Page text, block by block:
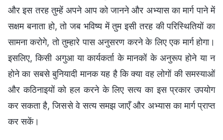
और इस तरह तुम्हें अपने आप को जानने और अभ्यास का मार्ग पाने में
सक्षम बनाता हो, तो जब भविष्य में तुम इसी तरह की परिस्थितियों का
सामना करोगे, तो तुम्हारे पास अनुसरण करने के लिए एक मार्ग होगा।
इसलिए, किसी अगुआ या कार्यकर्ता के मानकों के अनुरूप होने या न
होने का सबसे बुनियादी मानक यह है कि क्या वह लोगों की समस्याओं
और कठिनाइयों को हल करने के लिए सत्य का इस प्रकार उपयोग
कर सकता है, जिससे वे सत्य समझ जाएँ और अभ्यास का मार्ग प्राप्त
कर सकें।